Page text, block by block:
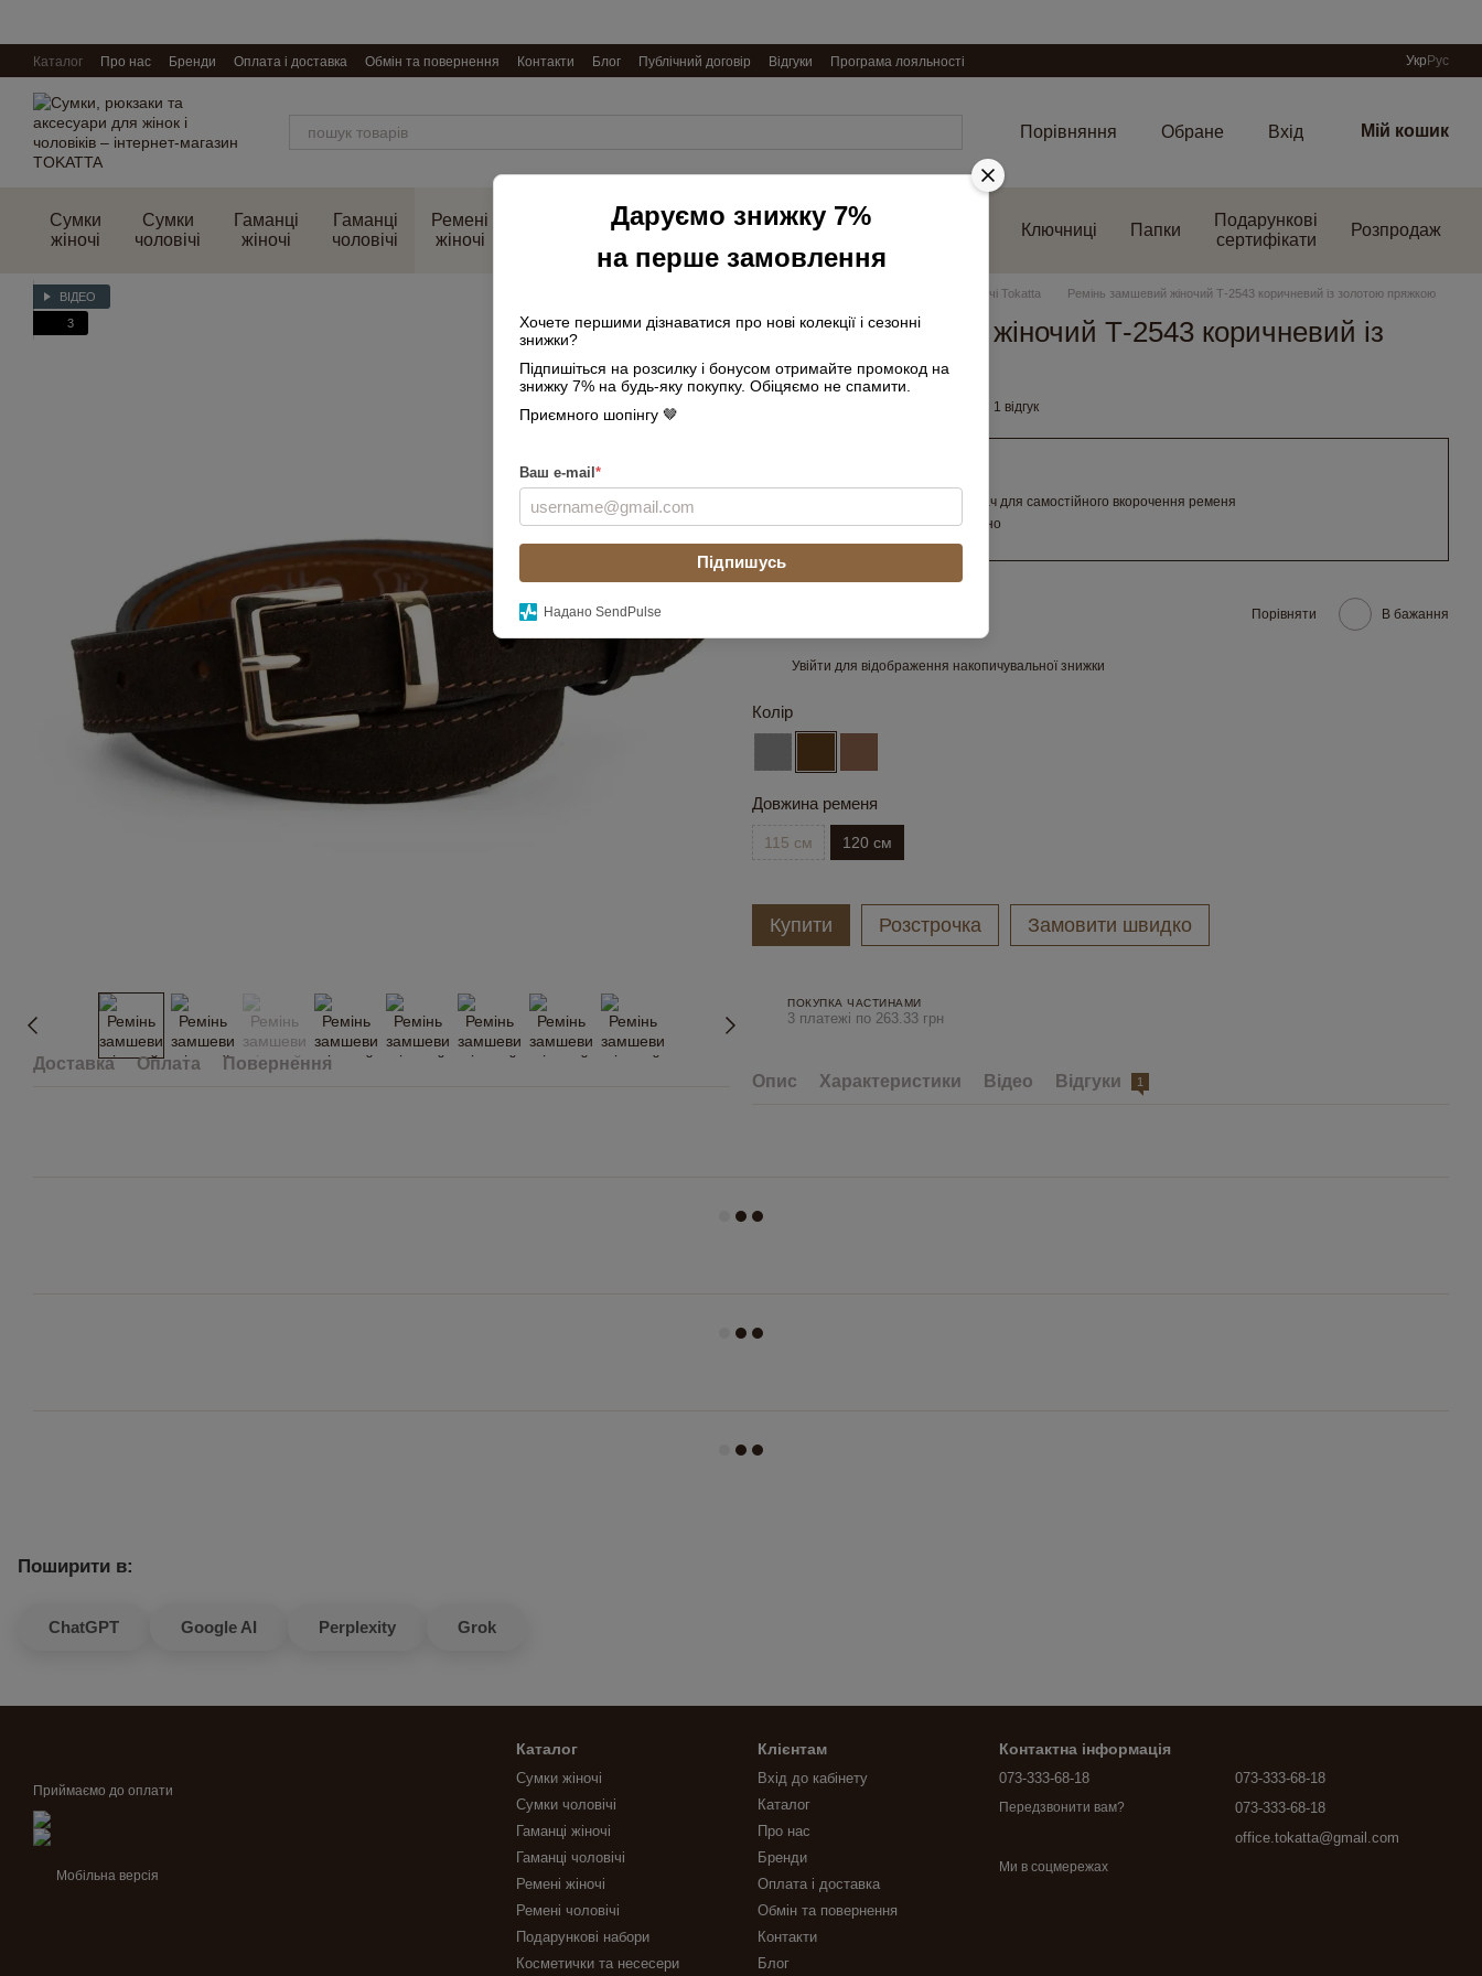
Даруємо знижку 7%
на перше замовлення
Хочете першими дізнаватися про нові колекції і сезонні
знижки?
Підпишіться на розсилку і бонусом отримайте промокод на
знижку 7% на будь-яку покупку. Обіцяємо не спамити.
Приємного шопінгу 🤎
Ваш e-mail *
Підпишусь
Надано SendPulse
Каталог Про нас Бренди Оплата і доставка Обмін та повернення Контакти Блог Публічний договір Відгуки Програма лояльності Укр Рус
Порівняння Обране Вхід Мій кошик
Сумки
жіночі
Сумки
чоловічі
Гаманці
жіночі
Гаманці
чоловічі
Ремені
жіночі
Подарункові
Косметички
Ключниці Папки
Подарункові
сертифікати
Розпродаж
ВІДЕО
3
Доставка Оплата Повернення
Ремені жіночі Tokatta Ремінь замшевий жіночий Т-2543 коричневий із золотою пряжкою
Ремінь замшевий жіночий Т-2543 коричневий із
золотою пряжкою
1 відгук
Металевий пробивач для самостійного вкорочення ременя
100 грн безкоштовно
Порівняти В бажання
Увійти для відображення накопичувальної знижки
Колір
Довжина ременя
115 см 120 см
Купити Розстрочка Замовити швидко
ПОКУПКА ЧАСТИНАМИ
3 платежі по 263.33 грн
Опис Характеристики Відео Відгуки 1
Поширити в:
ChatGPT Google AI Perplexity Grok
Приймаємо до оплати
Мобільна версія
Каталог
Сумки жіночі
Сумки чоловічі
Гаманці жіночі
Гаманці чоловічі
Ремені жіночі
Ремені чоловічі
Подарункові набори
Косметички та несесери
Клієнтам
Вхід до кабінету
Каталог
Про нас
Бренди
Оплата і доставка
Обмін та повернення
Контакти
Блог
Контактна інформація
073-333-68-18
Передзвонити вам?
073-333-68-18
073-333-68-18
office.tokatta@gmail.com
Ми в соцмережах